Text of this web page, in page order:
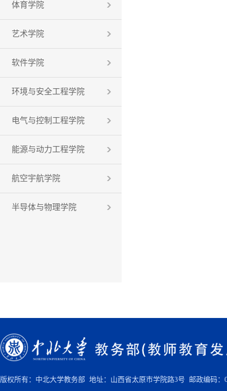
体育学院
艺术学院
软件学院
环境与安全工程学院
电气与控制工程学院
能源与动力工程学院
航空宇航学院
半导体与物理学院
版权所有：中北大学教务部 地址：山西省太原市学院路3号 邮政编码：